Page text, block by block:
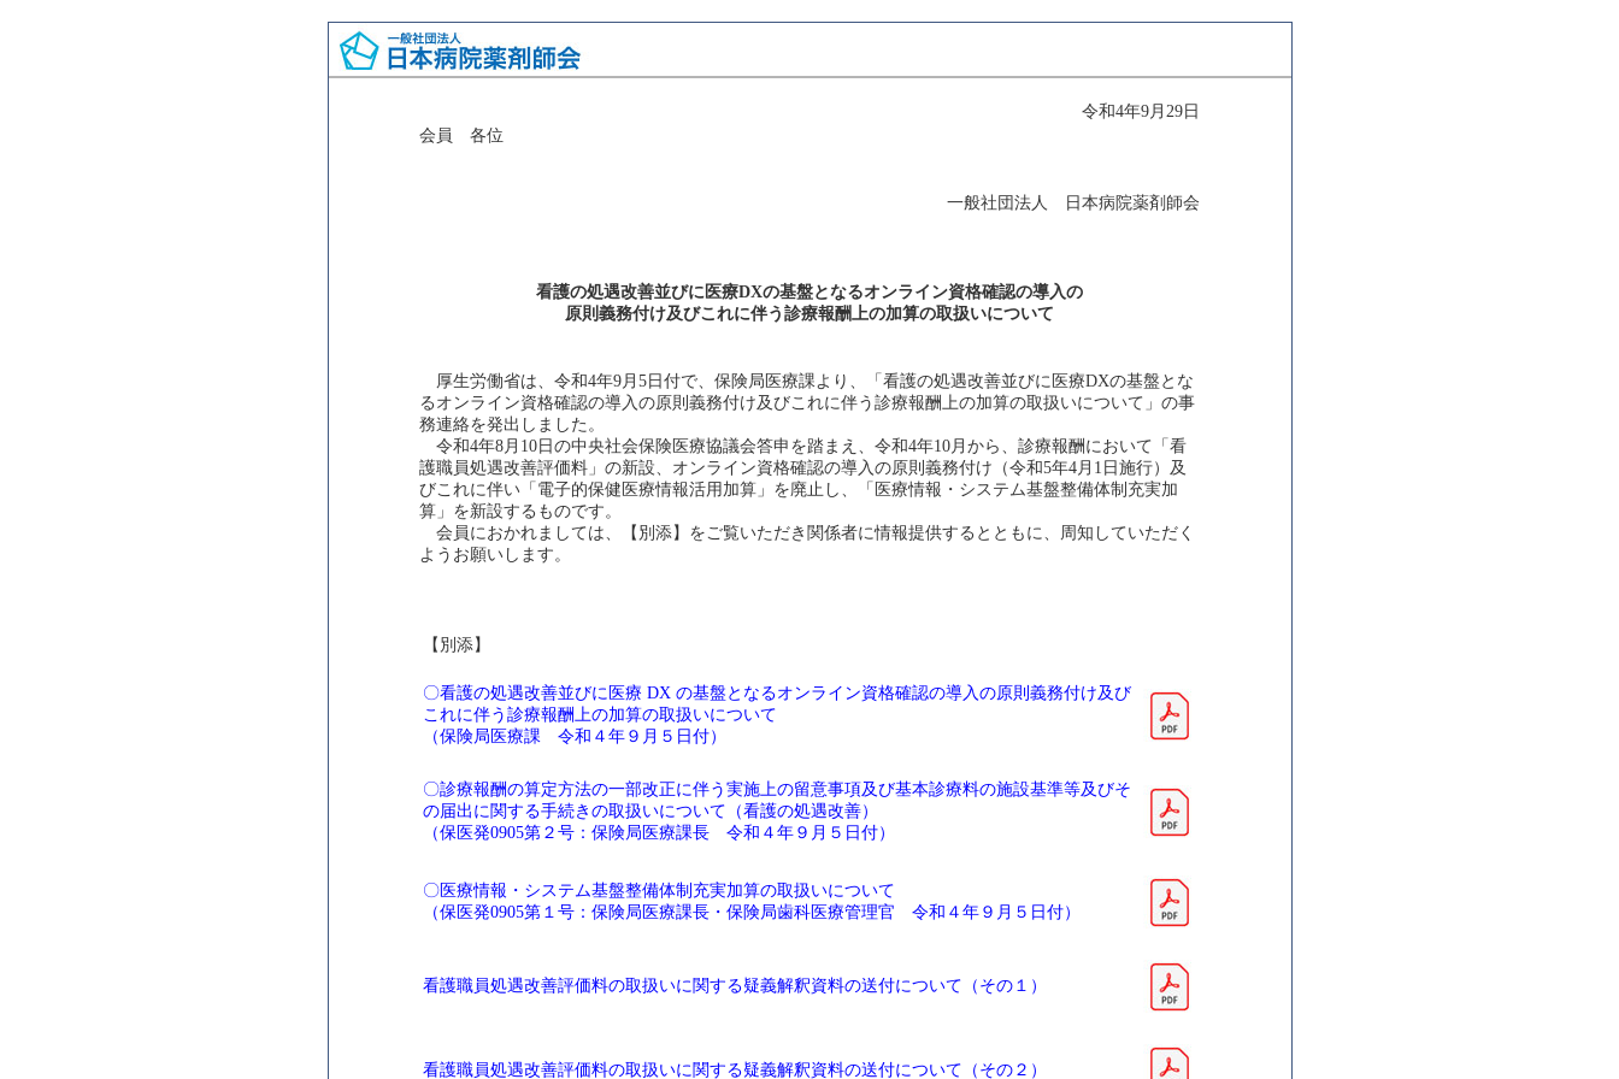
令和4年9月29日
会員 各位
一般社団法人 日本病院薬剤師会
看護の処遇改善並びに医療DXの基盤となるオンライン資格確認の導入の
原則義務付け及びこれに伴う診療報酬上の加算の取扱いについて
厚生労働省は、令和4年9月5日付で、保険局医療課より、「看護の処遇改善並びに医療DXの基盤とな
るオンライン資格確認の導入の原則義務付け及びこれに伴う診療報酬上の加算の取扱いについて」の事
務連絡を発出しました。
令和4年8月10日の中央社会保険医療協議会答申を踏まえ、令和4年10月から、診療報酬において「看
護職員処遇改善評価料」の新設、オンライン資格確認の導入の原則義務付け（令和5年4月1日施行）及
びこれに伴い「電子的保健医療情報活用加算」を廃止し、「医療情報・システム基盤整備体制充実加
算」を新設するものです。
会員におかれましては、【別添】をご覧いただき関係者に情報提供するとともに、周知していただく
ようお願いします。
【別添】
〇看護の処遇改善並びに医療 DX の基盤となるオンライン資格確認の導入の原則義務付け及び
これに伴う診療報酬上の加算の取扱いについて
（保険局医療課 令和４年９月５日付）
〇診療報酬の算定方法の一部改正に伴う実施上の留意事項及び基本診療料の施設基準等及びそ
の届出に関する手続きの取扱いについて（看護の処遇改善）
（保医発0905第２号：保険局医療課長 令和４年９月５日付）
〇医療情報・システム基盤整備体制充実加算の取扱いについて
（保医発0905第１号：保険局医療課長・保険局歯科医療管理官 令和４年９月５日付）
看護職員処遇改善評価料の取扱いに関する疑義解釈資料の送付について（その１）
看護職員処遇改善評価料の取扱いに関する疑義解釈資料の送付について（その２）